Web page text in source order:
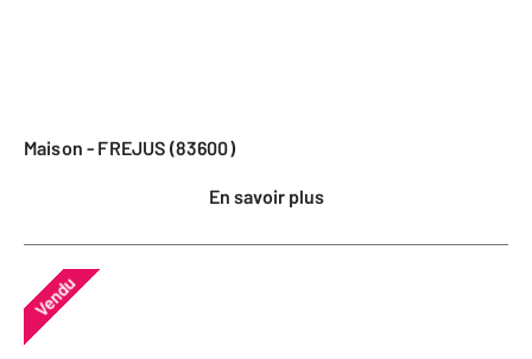
Maison - FREJUS (83600)
En savoir plus
Vendu